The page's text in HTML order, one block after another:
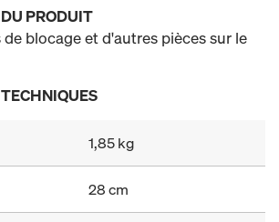
PRODUIT
blocage et d'autres pièces sur le
1,85 kg
28 cm